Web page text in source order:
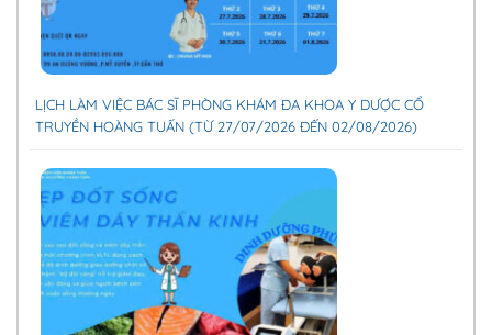
LỊCH LÀM VIỆC BÁC SĨ PHÒNG KHÁM ĐA KHOA Y DƯỢC CỔ
TRUYỀN HOÀNG TUẤN (TỪ 27/07/2026 ĐẾN 02/08/2026)